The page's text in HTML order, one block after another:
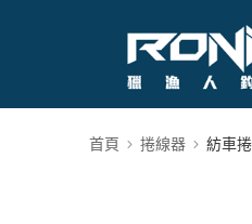
首頁 捲線器 紡車